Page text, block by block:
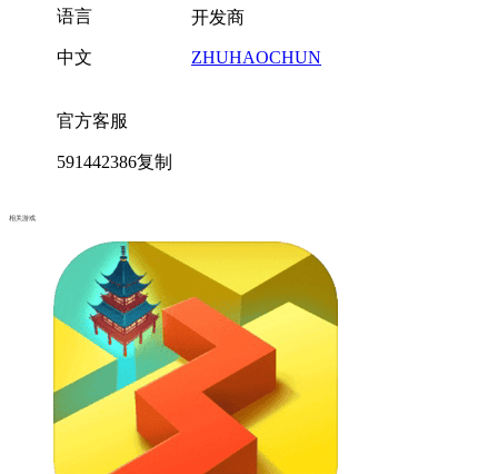
语言
中文
开发商
ZHUHAOCHUN
官方客服
591442386复制
相关游戏